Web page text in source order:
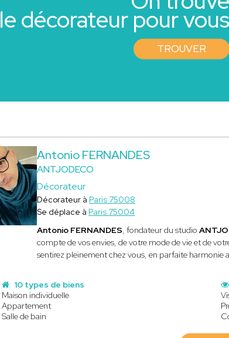
le décorateur pour vous
TROUVER
Antonio FERNANDES
ANTJODECO
Décorateur
Décorateur à Paris 75008
Se déplace à Paris 75004
Antonio FERNANDES, fondateur du studio
compte devos envies, de votre mode de vie et de
sentirez pleinement chez vous, en parfaite harmonie
10 types de biens
Maison individuelle
Appartement
Salle de bain